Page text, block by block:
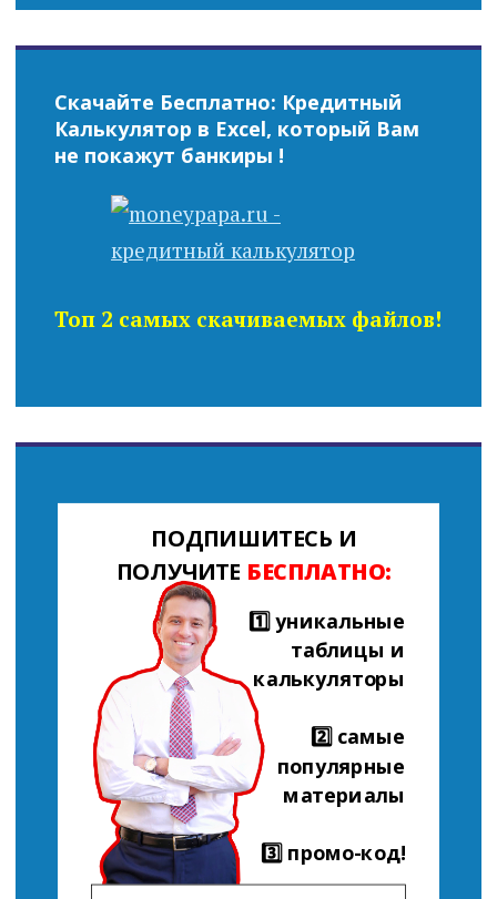
Скачайте Бесплатно: Кредитный
Калькулятор в Excel, который Вам
не покажут банкиры !
Топ 2 самых скачиваемых файлов!
ПОДПИШИТЕСЬ И
ПОЛУЧИТЕ БЕСПЛАТНО:
1️⃣ уникальные
таблицы и
калькуляторы
2️⃣ самые
популярные
материалы
3️⃣ промо-код!